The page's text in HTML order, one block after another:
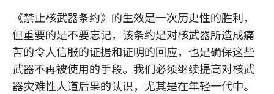
《禁止核武器条约》的生效是一次历史性的胜利，
但重要的是不要忘记，该条约是对核武器所造成痛
苦的令人信服的证据和证明的回应，也是确保这些
武器不再被使用的手段。我们必须继续提高对核武
器灾难性人道后果的认识，尤其是在年轻一代中。